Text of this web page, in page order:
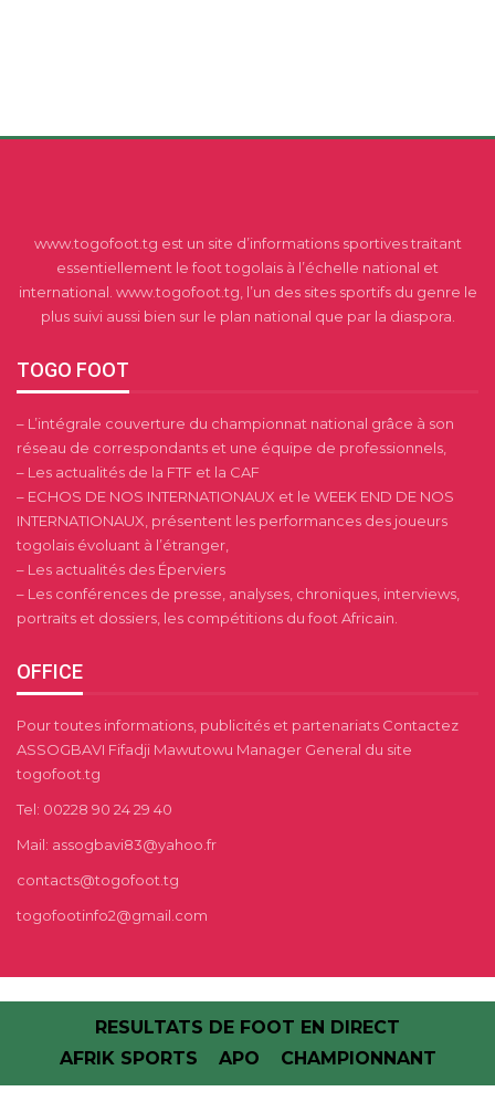
www.togofoot.tg est un site d’informations sportives traitant
essentiellement le foot togolais à l’échelle national et
international. www.togofoot.tg, l’un des sites sportifs du genre le
plus suivi aussi bien sur le plan national que par la diaspora.
TOGO FOOT
– L’intégrale couverture du championnat national grâce à son
réseau de correspondants et une équipe de professionnels,
– Les actualités de la FTF et la CAF
– ECHOS DE NOS INTERNATIONAUX et le WEEK END DE NOS
INTERNATIONAUX, présentent les performances des joueurs
togolais évoluant à l’étranger,
– Les actualités des Éperviers
– Les conférences de presse, analyses, chroniques, interviews,
portraits et dossiers, les compétitions du foot Africain.
OFFICE
Pour toutes informations, publicités et partenariats Contactez
ASSOGBAVI Fifadji Mawutowu Manager General du site
togofoot.tg
Tel: 00228 90 24 29 40
Mail: assogbavi83@yahoo.fr
contacts@togofoot.tg
togofootinfo2@gmail.com
RESULTATS DE FOOT EN DIRECT
AFRIK SPORTS
APO CHAMPIONNANT